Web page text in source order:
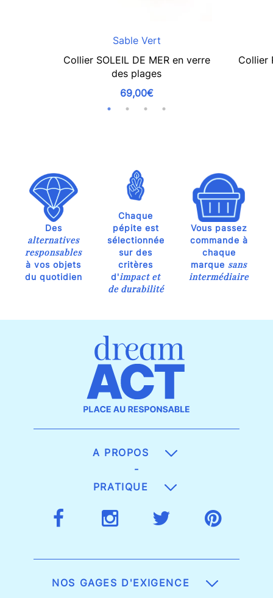
Sable Vert
Collier SOLEIL DE MER en verre
des plages
69,00€
Collier
Des
alternatives
responsables
à vos objets
du quotidien
Chaque
pépite est
sélectionnée
sur des
critères
d'impact et
de durabilité
Vous passez
commande à
chaque
marque sans
intermédiaire
A PROPOS
-
PRATIQUE
NOS GAGES D'EXIGENCE